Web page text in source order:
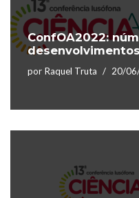
ConfOA2022:
por Raquel Truta 20/